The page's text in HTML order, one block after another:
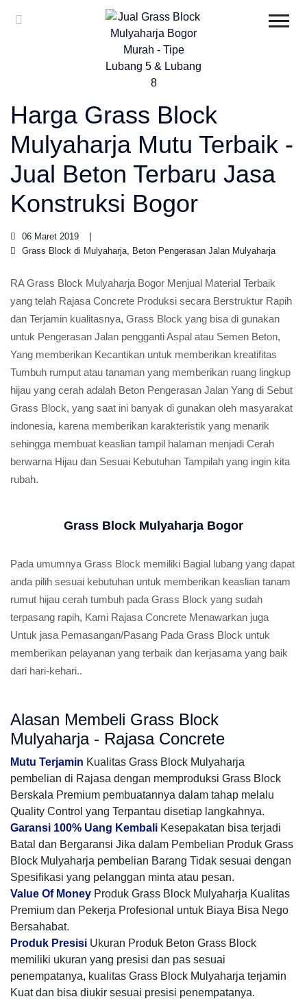
Harga Grass Block
Mulyaharja Mutu Terbaik -
Jual Beton Terbaru Jasa
Konstruksi Bogor
06 Maret 2019
Grass Block di Mulyaharja, Beton Pengerasan Jalan Mulyaharja
RA Grass Block Mulyaharja Bogor Menjual Material Terbaik
yang telah Rajasa Concrete Produksi secara Berstruktur Rapih
dan Terjamin kualitasnya, Grass Block yang bisa di gunakan
untuk Pengerasan Jalan pengganti Aspal atau Semen Beton,
Yang memberikan Kecantikan untuk memberikan kreatifitas
Tumbuh rumput atau tanaman yang memberikan ruang lingkup
hijau yang cerah adalah Beton Pengerasan Jalan Yang di Sebut
Grass Block, yang saat ini banyak di gunakan oleh masyarakat
indonesia, karena memberikan karakteristik yang menarik
sehingga membuat keaslian tampil halaman menjadi Cerah
berwarna Hijau dan Sesuai Kebutuhan Tampilah yang ingin kita
rubah.
Grass Block Mulyaharja Bogor
Pada umumnya Grass Block memiliki Bagial lubang yang dapat
anda pilih sesuai kebutuhan untuk memberikan keaslian tanam
rumut hijau cerah tumbuh pada Grass Block yang sudah
terpasang rapih, Kami Rajasa Concrete Menawarkan juga
Untuk jasa Pemasangan/Pasang Pada Grass Block untuk
memberikan pelayanan yang terbaik dan kerjasama yang baik
dari hari-kehari..
Alasan Membeli Grass Block
Mulyaharja - Rajasa Concrete
Mutu Terjamin Kualitas Grass Block Mulyaharja
pembelian di Rajasa dengan memproduksi Grass Block
Berskala Premium pembuatannya dalam tahap melalu
Quality Control yang Terpantau disetiap langkahnya.
Garansi 100% Uang Kembali Kesepakatan bisa terjadi
Batal dan Bergaransi Jika dalam Pembelian Produk Grass
Block Mulyaharja pembelian Barang Tidak sesuai dengan
Spesifikasi yang pelanggan minta atau pesan.
Value Of Money Produk Grass Block Mulyaharja Kualitas
Premium dan Pekerja Profesional untuk Biaya Bisa Nego
Bersahabat.
Produk Presisi Ukuran Produk Beton Grass Block
memiliki ukuran yang presisi dan pas sesuai
penempatanya, kualitas Grass Block Mulyaharja terjamin
Kuat dan bisa diukir sesuai presisi penempatanya.